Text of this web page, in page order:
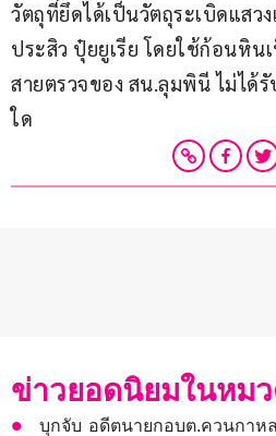
วัตถุที่ยึดได้เป็นวัตถุระเบิดแสว
ประสิว ปุ๋ยยูเรีย โดยใช้ก้อนหิน
สายตรวจของ สน.ลุมพินี ไม่ได้
ใด
ข่าวยอดนิยมในหม
บุกจับ อดีตนายกอบต.ควนกาห